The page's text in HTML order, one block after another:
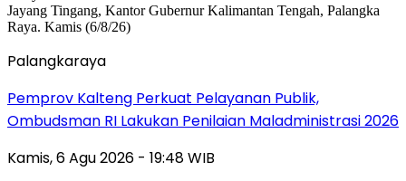
Palangkaraya
Pemprov Kalteng Perkuat Pelayanan Publik,
Ombudsman RI Lakukan Penilaian Maladministrasi 2026
Kamis, 6 Agu 2026 - 19:48 WIB